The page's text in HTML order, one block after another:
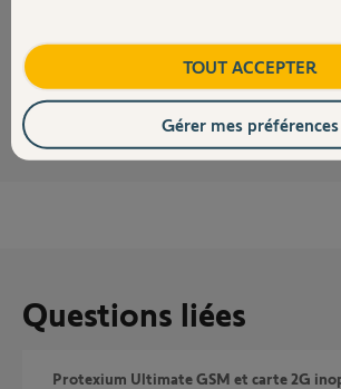
pinse57 P. il y a environ 12 ans
Questions liées
Protexium Ultimate GSM et carte 2G
TOUT ACCEPTER
Gérer mes préférences